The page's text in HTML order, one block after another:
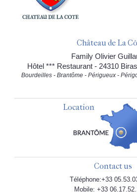
Château de La
Family Olivier
Hôtel *** Restaurant - 24310
Bourdeilles - Brantôme - Périgueux -
Location
Contact us
Téléphone:+33
Mobile: +33